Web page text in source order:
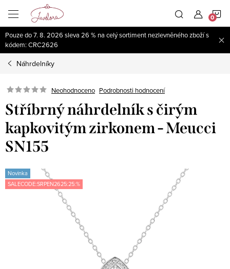
obsah
Pouze do 7. 8. 2026 sleva 26 % na celý sortiment nezlevněného zboží s
kódem: CRC2626
Náhrdelníky
Neohodnoceno Podrobnosti hodnocení
Stříbrný náhrdelník s čirým
kapkovitým zirkonem - Meucci
SN155
Novinka
SALECODE:SRPEN2625:25:%